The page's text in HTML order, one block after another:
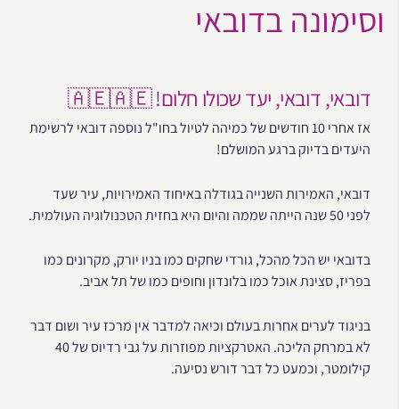
וסימונה בדובאי
דובאי, דובאי, יעד שכולו חלום! 🇦🇪🇦🇪
אז אחרי 10 חודשים של כמיהה לטיול בחו"ל נוספה דובאי לרשימת
היעדים בדיוק ברגע המושלם!
דובאי, האמירות השנייה בגודלה באיחוד האמירויות, עיר שעד
לפני 50 שנה הייתה שממה והיום היא בחזית הטכנולוגיה העולמית.
בדובאי יש הכל מהכל, גורדי שחקים כמו בניו יורק, מקרונים כמו
בפריז, סצינת אוכל כמו בלונדון וחופים כמו של תל אביב.
בניגוד לערים אחרות בעולם וכיאה למדבר אין מרכז עיר ושום דבר
לא במרחק הליכה. האטרקציות מפוזרות על גבי רדיוס של 40
קילומטר, וכמעט כל דבר דורש נסיעה.